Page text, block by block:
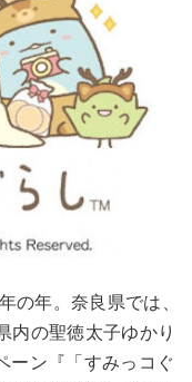
の年。奈良県では、
内の聖徳太子ゆかり
ーン『「すみっコぐ